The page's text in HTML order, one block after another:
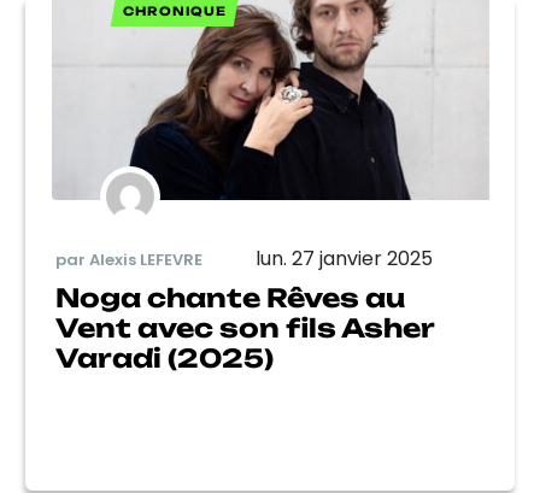
CHRONIQUE
par Alexis LEFEVRE lun. 27 janvier 2025
Noga chante Rêves au
Vent avec son fils Asher
Varadi (2025)